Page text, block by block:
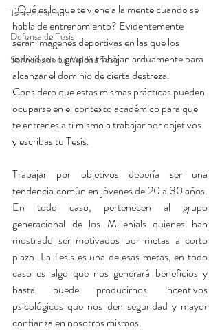
Tesis a distancia
Defensa de Tesis
Servicios de La Maldita Tesis
¿Qué es lo que te viene a la mente cuando se
habla de entrenamiento? Evidentemente
serán imágenes deportivas en las que los
individuos o grupos trabajan arduamente para
alcanzar el dominio de cierta destreza.
Considero que estas mismas prácticas pueden
ocuparse en el contexto académico para que
te entrenes a ti mismo a trabajar por objetivos
y escribas tu Tesis.
Trabajar por objetivos debería ser una
tendencia común en jóvenes de 20 a 30 años.
En todo caso, pertenecen al grupo
generacional de los Millenials quienes han
mostrado ser motivados por metas a corto
plazo. La Tesis es una de esas metas, en todo
caso es algo que nos generará beneficios y
hasta puede producirnos incentivos
psicológicos que nos den seguridad y mayor
confianza en nosotros mismos.